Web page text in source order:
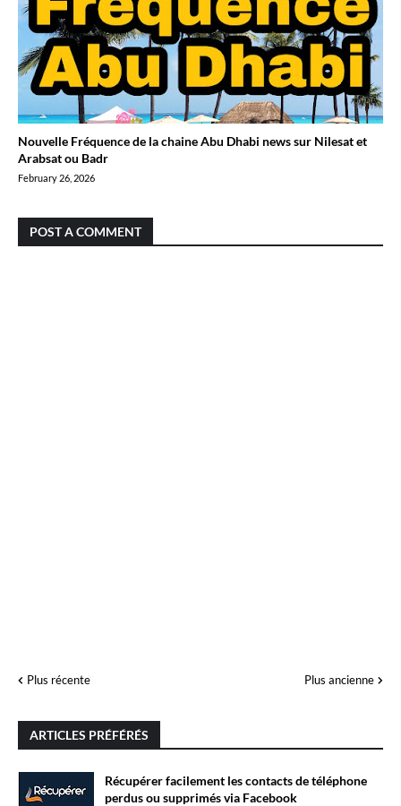
Nouvelle Fréquence de la chaine Abu Dhabi news sur Nilesat et
Arabsat ou Badr
February 26, 2026
POST A COMMENT
Plus récente Plus ancienne
ARTICLES PRÉFÉRÉS
Récupérer facilement les contacts de téléphone
perdus ou supprimés via Facebook